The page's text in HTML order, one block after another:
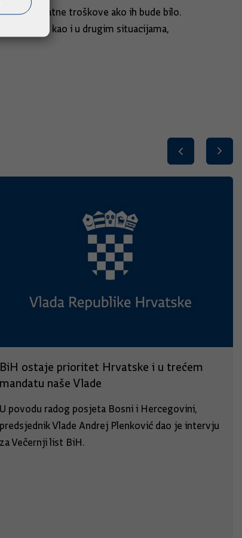
i dodatne troškove ako ih bude bilo.
protokoli, kao i u drugim situacijama,
BiH ostaje prioritet Hrvatske i u trećem
mandatu naše Vlade
U povodu radog posjeta Bosni i Hercegovini,
predsjednik Vlade Andrej Plenković dao je intervju
za Večernji list BiH.